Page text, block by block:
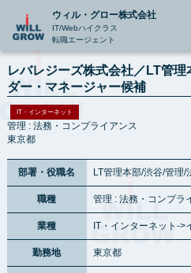
ウィル・グロー株式会社
IT/Webハイクラス
転職エージェント
レバレジーズ株式会社／LT管
ダー・マネージャー候補
IT・インターネット
管理 : 法務・コンプライアンス
東京都
部署・役職名 LT管理本部/渋谷/管理
職種 管理 : 法務・コンプラ
業種 IT・インターネット->
勤務地 東京都